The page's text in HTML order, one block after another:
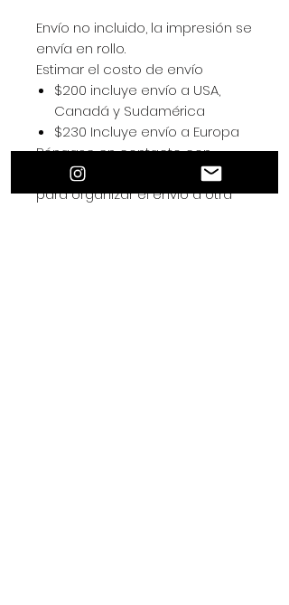
Envío no incluido, la impresión se
envía en rollo.
Estimar el costo de envío
$200 incluye envío a USA,
Canadá y Sudamérica
$230 Incluye envío a Europa
Póngase en contacto con
rafafonsecaart@gmail.com
para organizar el envío a otra